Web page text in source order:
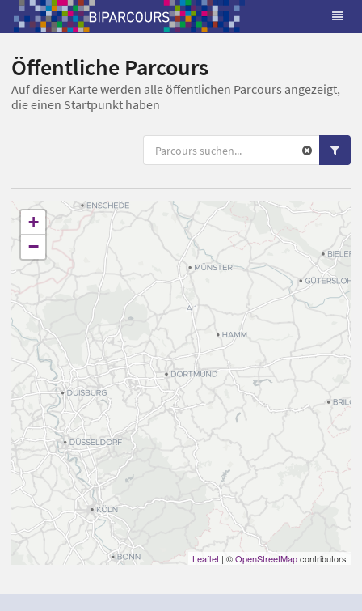
Öffentliche Parcours
Auf dieser Karte werden alle öffentlichen Parcours angezeigt,
die einen Startpunkt haben
+
−
Leaflet | ©OpenStreetMapcontributors